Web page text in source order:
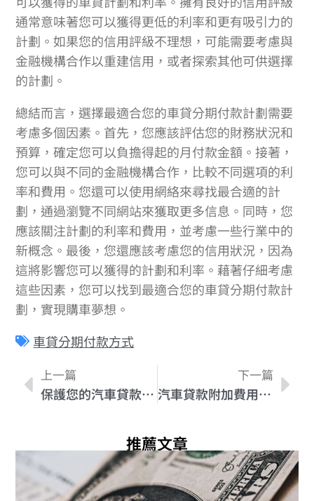
通常意味著您可以獲得更低的利率和更有吸引力的
計劃。如果您的信用評級不理想，可能需要考慮與
金融機構合作以重建信用，或者探索其他可供選擇
的計劃。
總結而言，選擇最適合您的車貸分期付款計劃需要
考慮多個因素。首先，您應該評估您的財務狀況和
預算，確定您可以負擔得起的月付款金額。接著，
您可以與不同的金融機構合作，比較不同選項的利
率和費用。您還可以使用網絡來尋找最合適的計
劃，通過瀏覽不同網站來獲取更多信息。同時，您
應該關注計劃的利率和費用，並考慮一些行業中的
新概念。最後，您還應該考慮您的信用狀況，因為
這將影響您可以獲得的計劃和利率。藉著仔細考慮
這些因素，您可以找到最適合您的車貸分期付款計
劃，實現購車夢想。
車貸分期付款方式
上一篇
保護您的汽車貸款資料：最佳保密方法揭密
下一篇
汽車貸款附加費用大揭秘：避免被隱藏費用坑上
推薦文章